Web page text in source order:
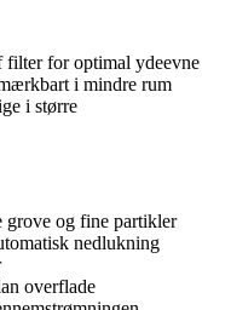
for optimal ydeevne
i mindre rum
i større
og fine partikler
nedlukning
overflade